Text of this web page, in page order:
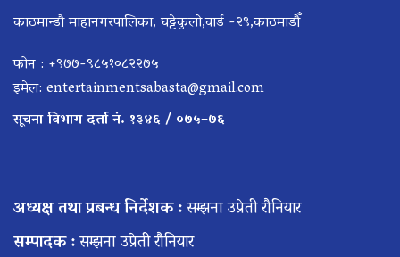
काठमान्डौ माहानगरपालिका, घट्टेकुलो,वार्ड -२९,काठमाडौँ
फोन : +९७७-९८५१०८२२७५
इमेल: entertainmentsabasta@gmail.com
सूचना विभाग दर्ता नं. १३४६ / ०७५–७६
अध्यक्ष तथा प्रबन्ध निर्देशक :सम्झना उप्रेती रौनियार
सम्पादक :सम्झना उप्रेती रौनियार